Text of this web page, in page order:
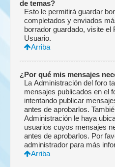
de temas?
Esto le permitirá guardar
completados y enviados
borrador guardado, visite el
Usuario.
Arriba
¿Por qué mis mensajes
La Administración del foro
mensajes publicados en el
intentando publicar
antes de aprobarlos.
Administración le haya
usuarios cuyos mensajes
antes de aprobarlos. Por
administrador para más
Arriba